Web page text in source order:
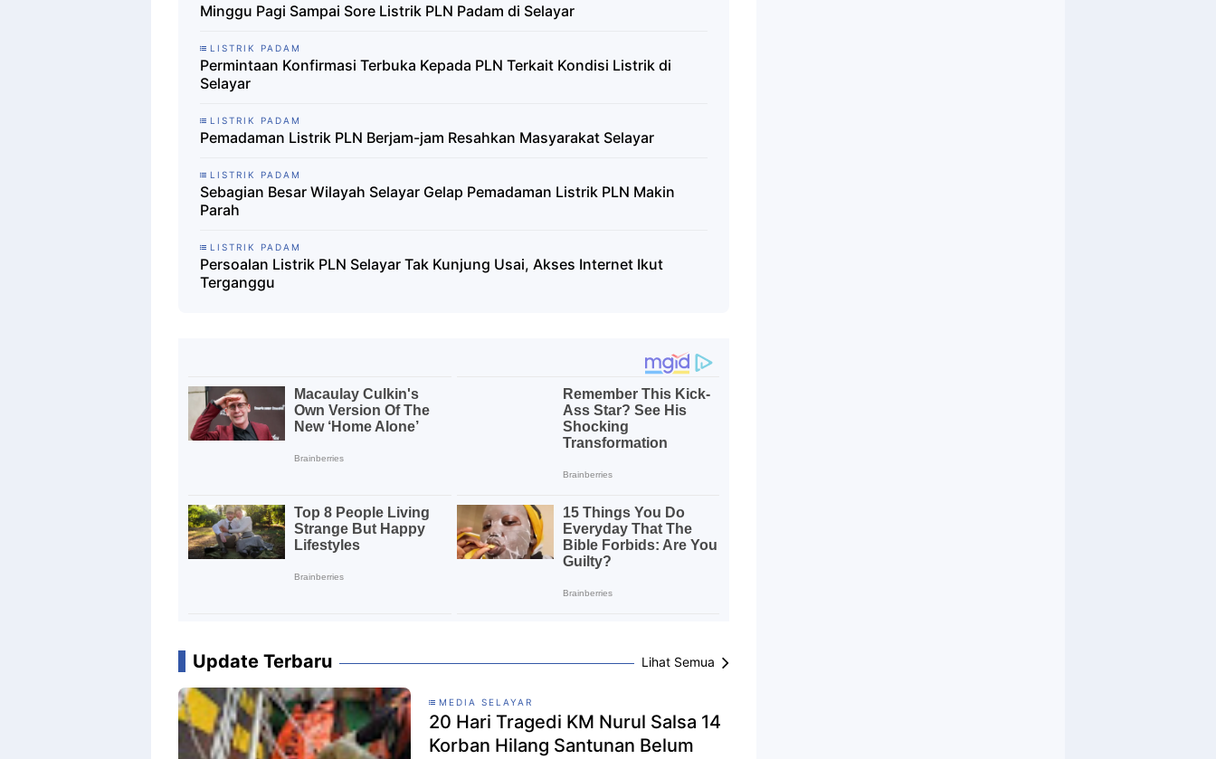
Minggu Pagi Sampai Sore Listrik PLN Padam di Selayar
LISTRIK PADAM
Permintaan Konfirmasi Terbuka Kepada PLN Terkait Kondisi Listrik di
Selayar
LISTRIK PADAM
Pemadaman Listrik PLN Berjam-jam Resahkan Masyarakat Selayar
LISTRIK PADAM
Sebagian Besar Wilayah Selayar Gelap Pemadaman Listrik PLN Makin
Parah
LISTRIK PADAM
Persoalan Listrik PLN Selayar Tak Kunjung Usai, Akses Internet Ikut
Terganggu
Update Terbaru Lihat Semua
MEDIA SELAYAR
20 Hari Tragedi KM Nurul Salsa 14
Korban Hilang Santunan Belum